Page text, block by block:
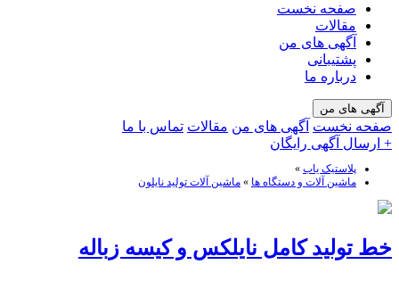
صفحه نخست
مقالات
آگهی های من
پشتیبانی
درباره ما
آگهی های من
صفحه نخست آگهی های من مقالات تماس با ما
+ ارسال آگهی رایگان
پلاستیک یاب »
ماشین آلات و دستگاه ها » ماشین آلات تولید نایلون
خط تولید کامل نایلکس و کیسه زباله